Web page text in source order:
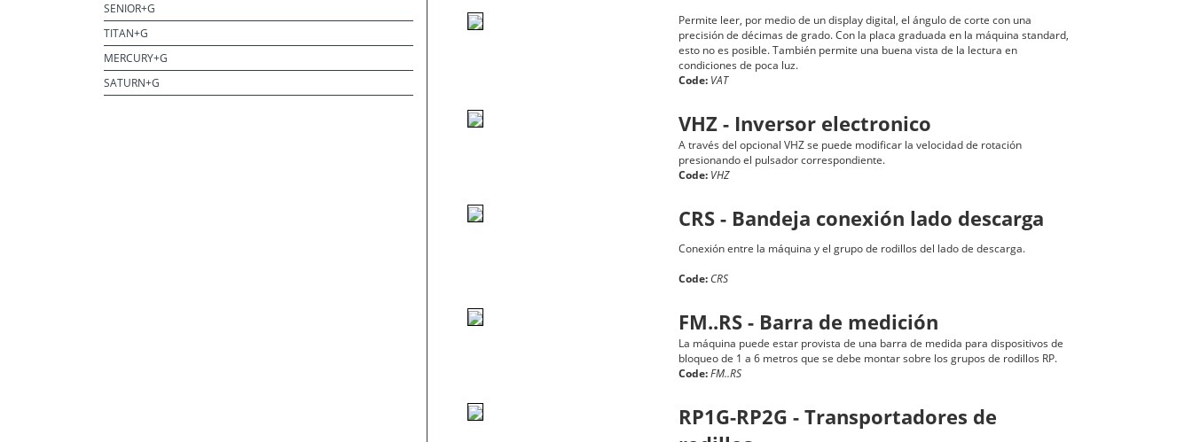
SENIOR+G
TITAN+G
MERCURY+G
SATURN+G
Permite leer, por medio de un display digital, el ángulo de corte con una
precisión de décimas de grado. Con la placa graduada en la máquina standard,
esto no es posible. También permite una buena vista de la lectura en
condiciones de poca luz.
Code: VAT
VHZ - Inversor electronico
A través del opcional VHZ se puede modificar la velocidad de rotación
presionando el pulsador correspondiente.
Code: VHZ
CRS - Bandeja conexión lado descarga
Conexión entre la máquina y el grupo de rodillos del lado de descarga.
Code: CRS
FM..RS - Barra de medición
La máquina puede estar provista de una barra de medida para dispositivos de
bloqueo de 1 a 6 metros que se debe montar sobre los grupos de rodillos RP.
Code:FM..RS
RP1G-RP2G - Transportadores de